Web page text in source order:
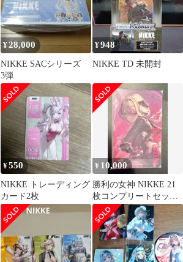
¥28,000
NIKKE SACシリーズ
3弾
¥948
NIKKE TD 未開封
¥550
NIKKE トレーディング
カード2枚
¥ 10,000
勝利の女神 NIKKE 21
枚コンプリートセッ
ト シークレット付き